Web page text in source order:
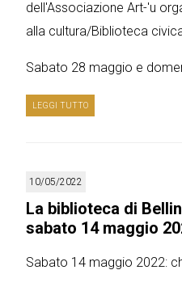
dell'Associazione Art-'u
alla cultura/Biblioteca
Sabato 28 maggio e
LEGGI TUTTO
10/05/2022
La biblioteca di
sabato 14 maggio
Sabato 14 maggio 2022: